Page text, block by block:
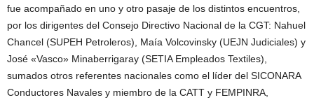
fue acompañado en uno y otro pasaje de los distintos encuentros,
por los dirigentes del Consejo Directivo Nacional de la CGT: Nahuel
Chancel (SUPEH Petroleros), Maía Volcovinsky (UEJN Judiciales) y
José «Vasco» Minaberrigaray (SETIA Empleados Textiles),
sumados otros referentes nacionales como el líder del SICONARA
Conductores Navales y miembro de la CATT y FEMPINRA,